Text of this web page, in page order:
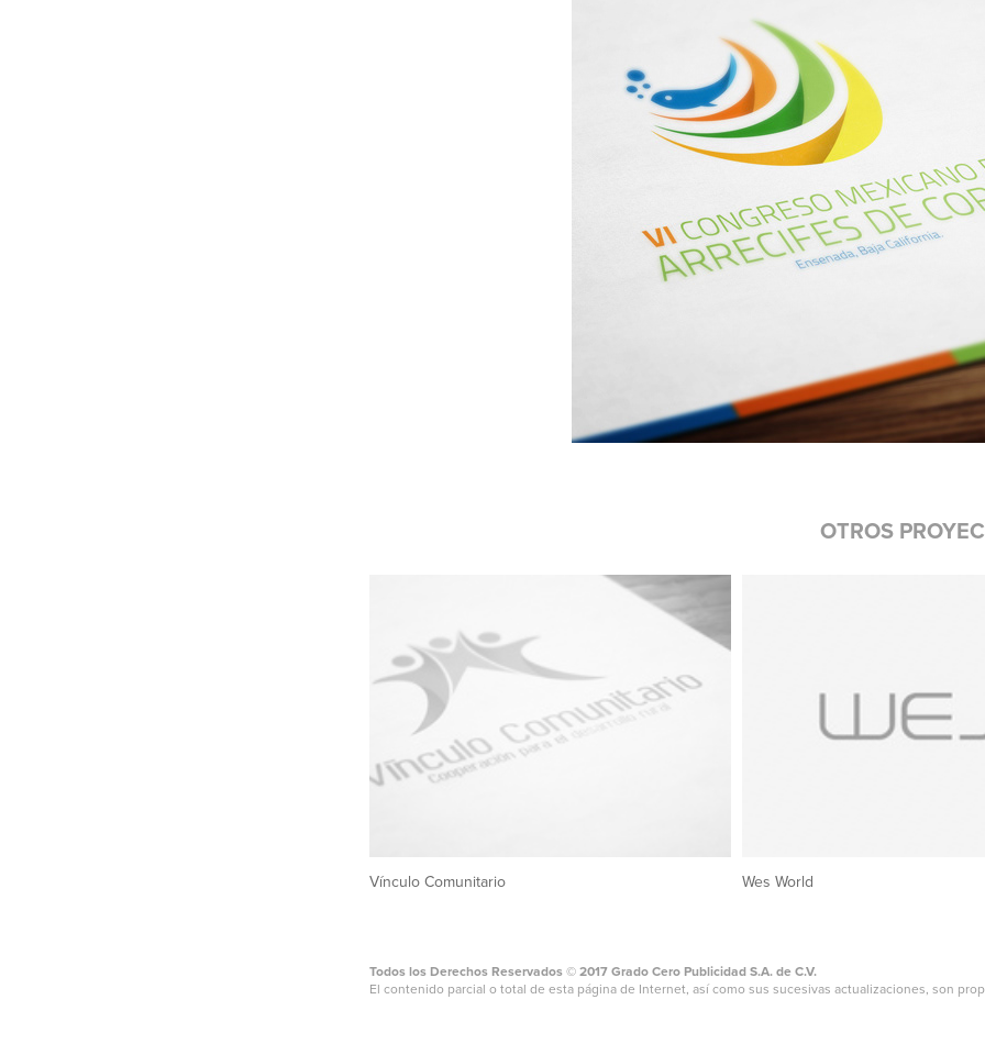
OTROS
Vínculo Comunitario Wes World
Todos los Derechos Reservados © 2017 Grado Cero Publicidad S.A. de C.V.
El contenido parcial o total de esta página de Internet, así como sus sucesivas actualizaciones, son